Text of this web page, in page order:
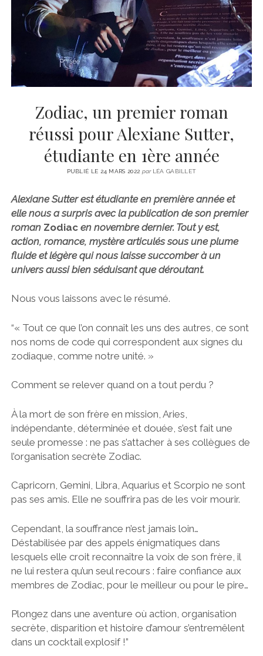
CINÉMA
LITTÉRATURE
ÉCONOMIE
SPORT
MÉDIAS
SANTÉ
instagram
email
email-
form
Zodiac, un premier roman
réussi pour Alexiane Sutter,
étudiante en 1ère année
PUBLIÉ LE 24 MARS 2022 parLÉA GABILLET
Alexiane Sutter est étudiante en première année et
elle nous a surpris avec la publication de son premier
roman Zodiacen novembre dernier. Tout y est,
action, romance, mystère articulés sous une plume
fluide et légère qui nous laisse succomber à un
univers aussi bien séduisant que déroutant.
Nous vous laissons avec le résumé.
“« Tout ce que l’on connaît les uns des autres, ce sont
nos noms de code qui correspondent aux signes du
zodiaque, comme notre unité. »
Comment se relever quand on a tout perdu ?
À la mort de son frère en mission, Aries,
indépendante, déterminée et douée, s’est fait une
seule promesse : ne pas s’attacher à ses collègues de
l’organisation secrète Zodiac.
Capricorn, Gemini, Libra, Aquarius et Scorpio ne sont
pas ses amis. Elle ne souffrira pas de les voir mourir.
Cependant, la souffrance n’est jamais loin…
Déstabilisée par des appels énigmatiques dans
lesquels elle croit reconnaître la voix de son frère, il
ne lui restera qu’un seul recours : faire confiance aux
membres de Zodiac, pour le meilleur ou pour le pire…
Plongez dans une aventure où action, organisation
secrète, disparition et histoire d’amour s’entremêlent
dans un cocktail explosif !”